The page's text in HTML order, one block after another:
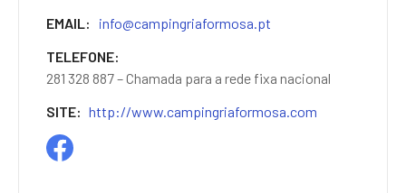
EMAIL
info@campingriaformosa.pt
TELEFONE
281 328 887 – Chamada para a rede fixa nacional
SITE
http://www.campingriaformosa.com